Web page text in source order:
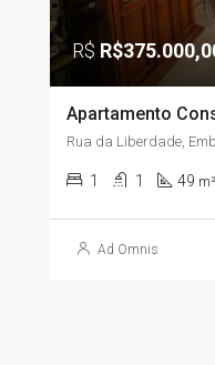
R$
1 1 49 m²
Ad Omnis